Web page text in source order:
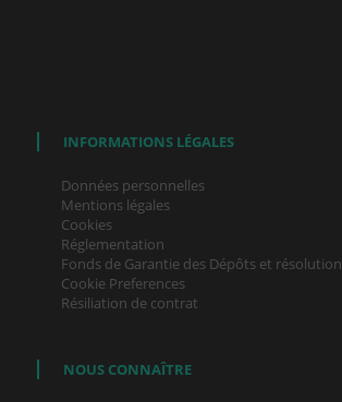
INFORMATIONS LÉGALES
Données personnelles
Mentions légales
Cookies
Réglementation
Fonds de Garantie des Dépôts et résolution
Cookie Preferences
Résiliation de contrat
NOUS CONNAÎTRE